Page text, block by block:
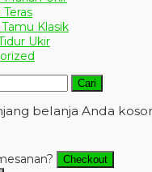
Klasik
Ukir
Cari
belanja Anda
Checkout